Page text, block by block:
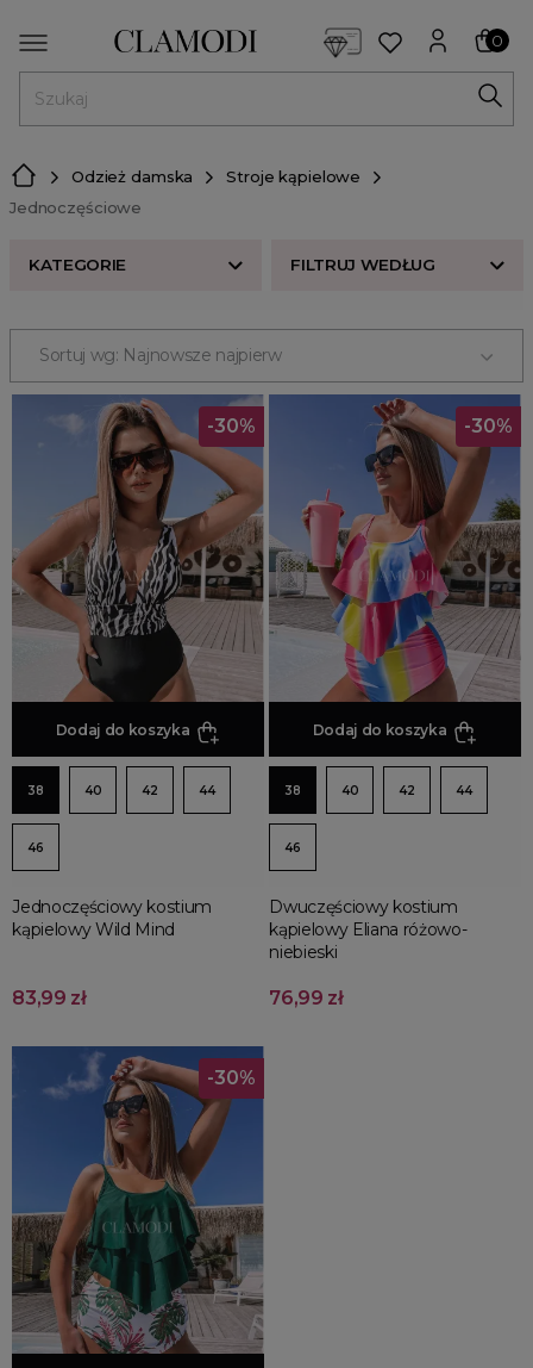
0
Odzież damska
Stroje kąpielowe
Jednoczęściowe
KATEGORIE FILTRUJ WEDŁUG
Stroje kąpielowe
Narzutki
Dwuczęściowe
Jednoczęściowe
Plus size
Basenowe i sportowe
Ciążowe
Figi do strojów kąpielowych
CENA
ODZIEŻ
Odzież damska
stroje kąpielowe
Sortuj wg: Najnowsze najpierw
Dodaj do koszyka
38 40 42 44
46
Jednoczęściowy kostium
kąpielowy Wild Mind
83,99 zł
-30%
Dodaj do koszyka
38 40 42 44
46
Dwuczęściowy kostium
kąpielowy Eliana różowo-
niebieski
76,99 zł
-30%
-30%